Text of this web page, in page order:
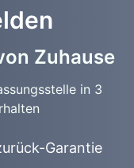
Zuhause
in 3
Garantie